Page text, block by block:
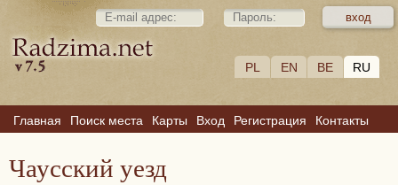
PL EN BE RU
Главная Поиск места Карты Вход Регистрация Контакты
Чаусский уезд